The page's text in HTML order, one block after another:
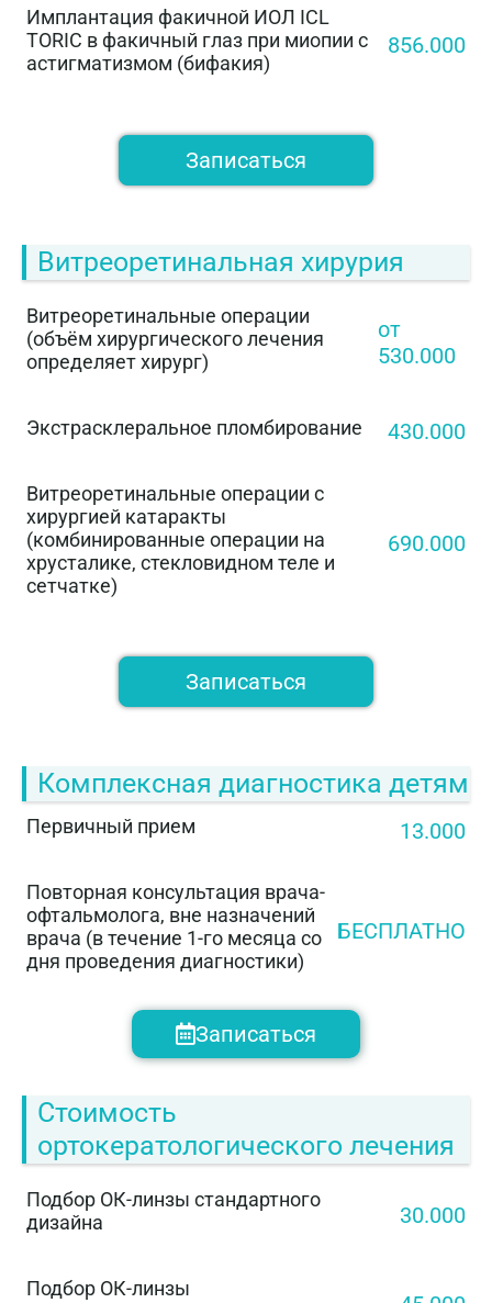
Имплантация факичной ИОЛ ICL
TORIC в факичный глаз при миопии с
астигматизмом (бифакия)
856.000
Записаться
Витреоретинальная хирурия
Витреоретинальные операции
(объём хирургического лечения
определяет хирург)
от
530.000
Экстрасклеральное пломбирование 430.000
Витреоретинальные операции с
хирургией катаракты
(комбинированные операции на
хрусталике, стекловидном теле и
сетчатке)
690.000
Записаться
Комплексная диагностика детям
Первичный прием 13.000
Повторная консультация врача-
офтальмолога, вне назначений
врача (в течение 1-го месяца со
дня проведения диагностики)
БЕСПЛАТНО
Записаться
Стоимость
ортокератологического лечения
Подбор ОК-линзы стандартного
дизайна
30.000
Подбор ОК-линзы